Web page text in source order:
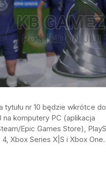
tytułu nr 10 będzie wkrótce
na komputery PC (aplikacja
Epic Games Store),
4, Xbox Series X|S i Xbox